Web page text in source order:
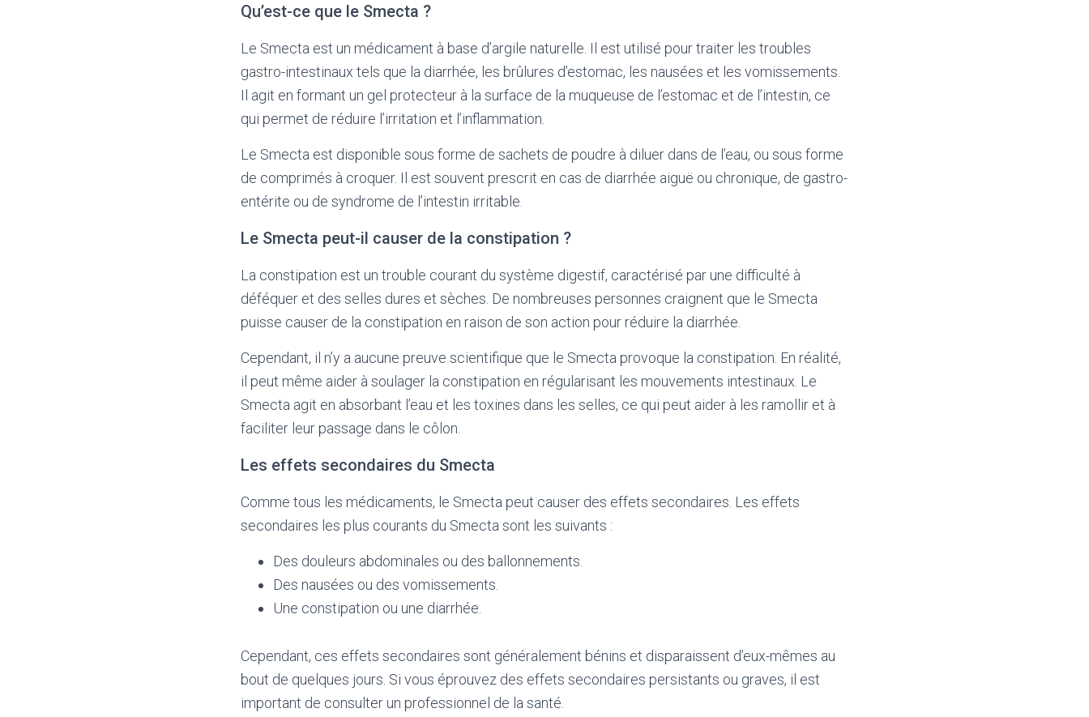
Qu’est-ce que le Smecta ?
Le Smecta est un médicament à base d’argile naturelle. Il est utilisé pour traiter les troubles
gastro-intestinaux tels que la diarrhée, les brûlures d’estomac, les nausées et les vomissements.
Il agit en formant un gel protecteur à la surface de la muqueuse de l’estomac et de l’intestin, ce
qui permet de réduire l’irritation et l’inflammation.
Le Smecta est disponible sous forme de sachets de poudre à diluer dans de l’eau, ou sous forme
de comprimés à croquer. Il est souvent prescrit en cas de diarrhée aiguë ou chronique, de gastro-
entérite ou de syndrome de l’intestin irritable.
Le Smecta peut-il causer de la constipation ?
La constipation est un trouble courant du système digestif, caractérisé par une difficulté à
déféquer et des selles dures et sèches. De nombreuses personnes craignent que le Smecta
puisse causer de la constipation en raison de son action pour réduire la diarrhée.
Cependant, il n’y a aucune preuve scientifique que le Smecta provoque la constipation. En réalité,
il peut même aider à soulager la constipation en régularisant les mouvements intestinaux. Le
Smecta agit en absorbant l’eau et les toxines dans les selles, ce qui peut aider à les ramollir et à
faciliter leur passage dans le côlon.
Les effets secondaires du Smecta
Comme tous les médicaments, le Smecta peut causer des effets secondaires. Les effets
secondaires les plus courants du Smecta sont les suivants :
Des douleurs abdominales ou des ballonnements.
Des nausées ou des vomissements.
Une constipation ou une diarrhée.
Cependant, ces effets secondaires sont généralement bénins et disparaissent d’eux-mêmes au
bout de quelques jours. Si vous éprouvez des effets secondaires persistants ou graves, il est
important de consulter un professionnel de la santé.